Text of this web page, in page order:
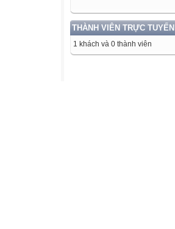
THÀNH VIÊN TRỰC TUYẾN
1 khách và 0 thành viên